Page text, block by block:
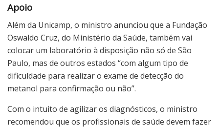
Apoio
Além da Unicamp, o ministro anunciou que a Fundação
Oswaldo Cruz, do Ministério da Saúde, também vai
colocar um laboratório à disposição não só de São
Paulo, mas de outros estados “com algum tipo de
dificuldade para realizar o exame de detecção do
metanol para confirmação ou não”.
Com o intuito de agilizar os diagnósticos, o ministro
recomendou que os profissionais de saúde devem fazer